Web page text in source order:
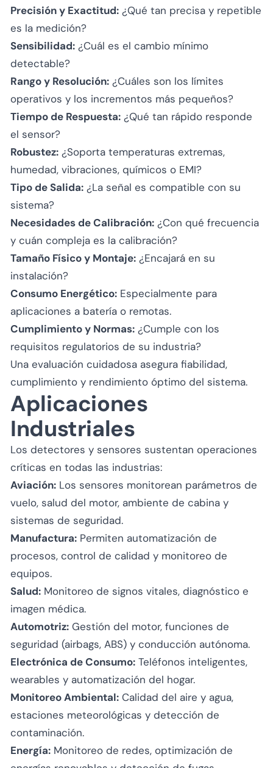
Precisión y Exactitud: ¿Qué tan precisa y repetible
es la medición?
Sensibilidad: ¿Cuál es el cambio mínimo
detectable?
Rango y Resolución: ¿Cuáles son los límites
operativos y los incrementos más pequeños?
Tiempo de Respuesta: ¿Qué tan rápido responde
el sensor?
Robustez: ¿Soporta temperaturas extremas,
humedad, vibraciones, químicos o EMI?
Tipo de Salida: ¿La señal es compatible con su
sistema?
Necesidades de Calibración: ¿Con qué frecuencia
y cuán compleja es la calibración?
Tamaño Físico y Montaje: ¿Encajará en su
instalación?
Consumo Energético: Especialmente para
aplicaciones a batería o remotas.
Cumplimiento y Normas: ¿Cumple con los
requisitos regulatorios de su industria?
Una evaluación cuidadosa asegura fiabilidad,
cumplimiento y rendimiento óptimo del sistema.
Aplicaciones
Industriales
Los detectores y sensores sustentan operaciones
críticas en todas las industrias:
Aviación: Los sensores monitorean parámetros de
vuelo, salud del motor, ambiente de cabina y
sistemas de seguridad.
Manufactura: Permiten automatización de
procesos, control de calidad y monitoreo de
equipos.
Salud: Monitoreo de signos vitales, diagnóstico e
imagen médica.
Automotriz: Gestión del motor, funciones de
seguridad (airbags, ABS) y conducción autónoma.
Electrónica de Consumo: Teléfonos inteligentes,
wearables y automatización del hogar.
Monitoreo Ambiental: Calidad del aire y agua,
estaciones meteorológicas y detección de
contaminación.
Energía: Monitoreo de redes, optimización de